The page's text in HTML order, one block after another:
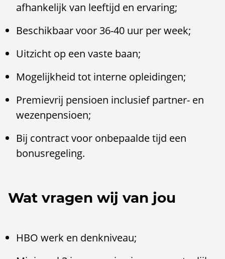
afhankelijk van leeftijd en ervaring;
Beschikbaar voor 36-40 uur per week;
Uitzicht op een vaste baan;
Mogelijkheid tot interne opleidingen;
Premievrij pensioen inclusief partner- en
wezenpensioen;
Bij contract voor onbepaalde tijd een
bonusregeling.
Wat vragen wij van jou
HBO werk en denkniveau;